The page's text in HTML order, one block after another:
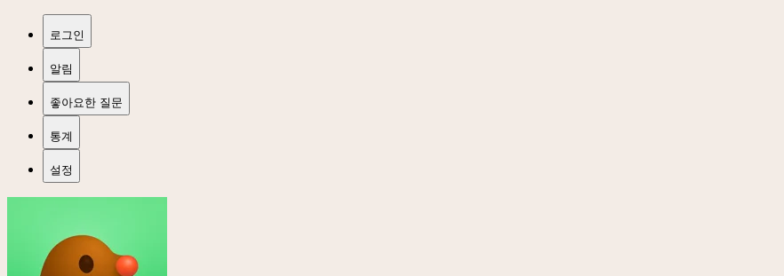
로그인
알림
좋아요한 질문
통계
설정